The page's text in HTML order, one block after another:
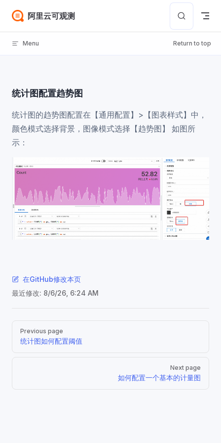
Skip to content
阿里云可观测
Menu Return to top
统计图配置趋势图
统计图的趋势图配置在【通用配置】>【图表样式】中，
颜色模式选择背景，图像模式选择【趋势图】 如图所
示：
在GitHub修改本页
最近修改: 8/6/26, 6:24 AM
PagerPrevious page
统计图如何配置阈值
Next page
如何配置一个基本的计量图